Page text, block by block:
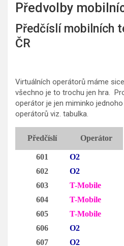
Předvolby
Předčíslí mobilních
ČR
Virtuálních operátorů máme
všechno je to trochu jen hra.
operátor je jen miminko
operátorů viz. tabulka.
Předčíslí Operátor
601
O2
602
O2
603
T-Mobile
604
T-Mobile
605
T-Mobile
606
O2
607
O2